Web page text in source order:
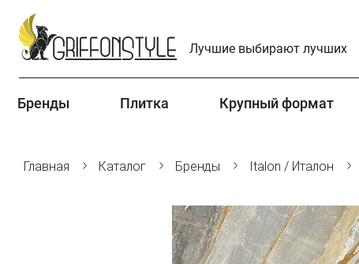
Лучшие выбирают лучших
Бренды Плитка Крупный формат
Главная Каталог Бренды Italon / Италон